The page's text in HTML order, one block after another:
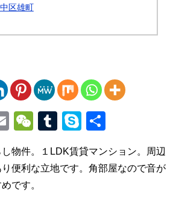
区雄町
E
ail
W
C
h
T
m
bl
S
ky
p
e
物件。１LDK賃貸マンション。周辺
便利な立地です。角部屋なので音が
です。